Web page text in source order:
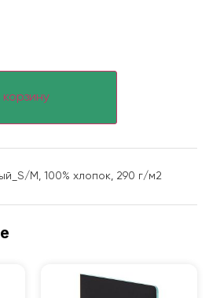
корзину
M, 100% хлопок, 290 г/м2